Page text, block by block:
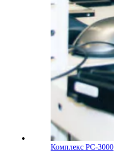
Комплекс PC-3000